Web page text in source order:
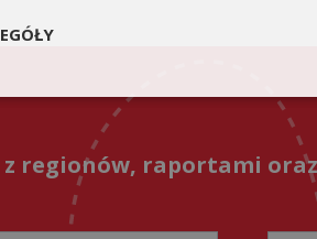
regionów, raportami